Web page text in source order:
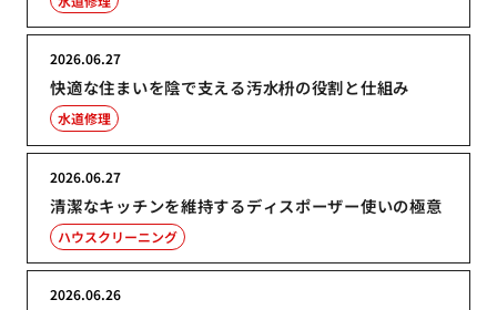
快適な住まいを陰で支える汚水枡の役割と仕組み
2026.06.27
水道修理
清潔なキッチンを維持するディスポーザー使いの極意
2026.06.27
ハウスクリーニング
2026.06.26